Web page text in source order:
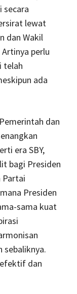
lewat
dan Wakil
perlu
telah
ada
dan
era SBY,
bagi Presiden
Partai
Presiden
sama kuat
sebaliknya.
dan